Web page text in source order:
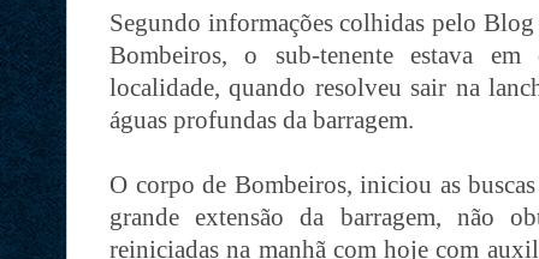
Segundo informações colhidas pelo
Bombeiros, o sub-tenente estava
localidade, quando resolveu sair na
águas profundas da barragem.
O corpo de Bombeiros, iniciou as
grande extensão da barragem, não
reiniciadas na manhã com hoje com